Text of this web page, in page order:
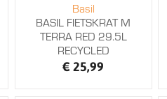
Basil
BASIL FIETSKRAT M
TERRA RED 29.5L
RECYCLED
€ 25,99